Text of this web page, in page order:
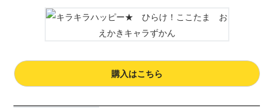
購入はこちら